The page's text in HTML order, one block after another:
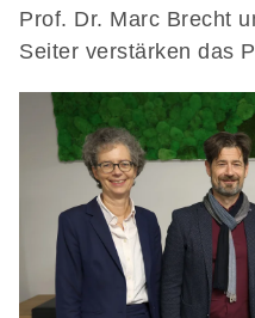
Prof. Dr. Marc Brecht
Seiter verstärken das